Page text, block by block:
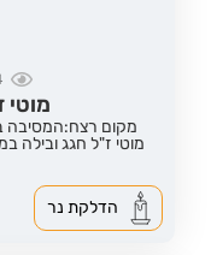
מוטי
מקום רצח:המסיבה
מוטי ז"ל חגג ובילה
הדלקת נר